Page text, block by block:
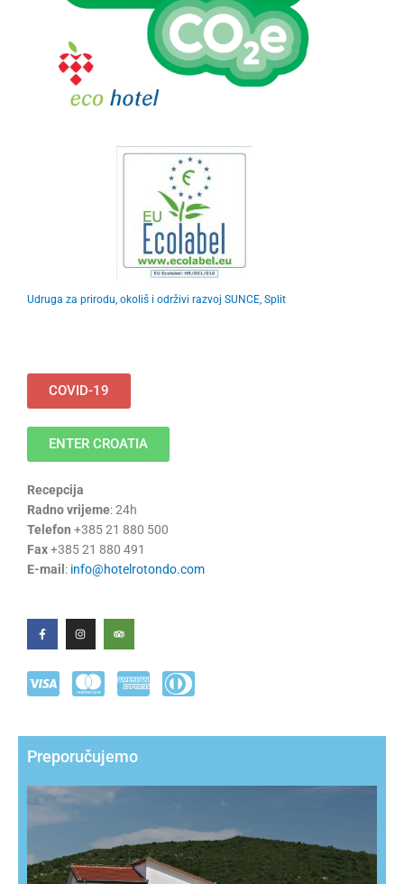
Udruga za prirodu, okoliš i održivi razvoj SUNCE, Split
COVID-19
ENTER CROATIA
Recepcija
Radno vrijeme: 24h
Telefon +385 21 880 500
Fax+385 21 880 491
E-mail : info@hotelrotondo.com
F
a
o
o
k
I
n
g
r
a
T
r
d
v
i
Preporučujemo